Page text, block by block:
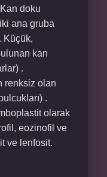
doku
ana gruba
Küçük,
kan
.
renksiz olan
.
olarak
eozinofil ve
ve lenfosit.